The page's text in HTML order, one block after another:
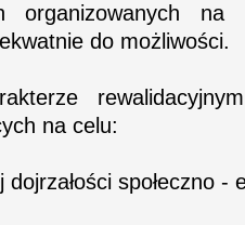
organizowanych
do możliwości.
na celu:
społeczno -